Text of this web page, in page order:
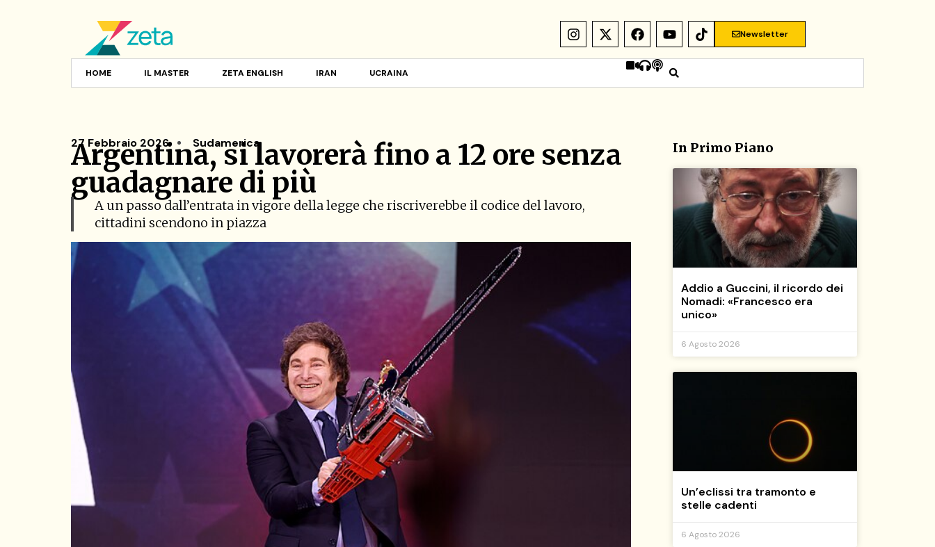
Newsletter
HOME IL MASTER ZETA ENGLISH IRAN UCRAINA
27 Febbraio 2026 Sudamerica
Argentina, si lavorerà fino a 12 ore senza
guadagnare di più
A un passo dall’entrata in vigore della legge che riscriverebbe il codice del lavoro,
cittadini scendono in piazza
In Primo Piano
Addio a Guccini, il ricordo dei
Nomadi: «Francesco era
unico»
6 Agosto 2026
Un’eclissi tra tramonto e
stelle cadenti
6 Agosto 2026